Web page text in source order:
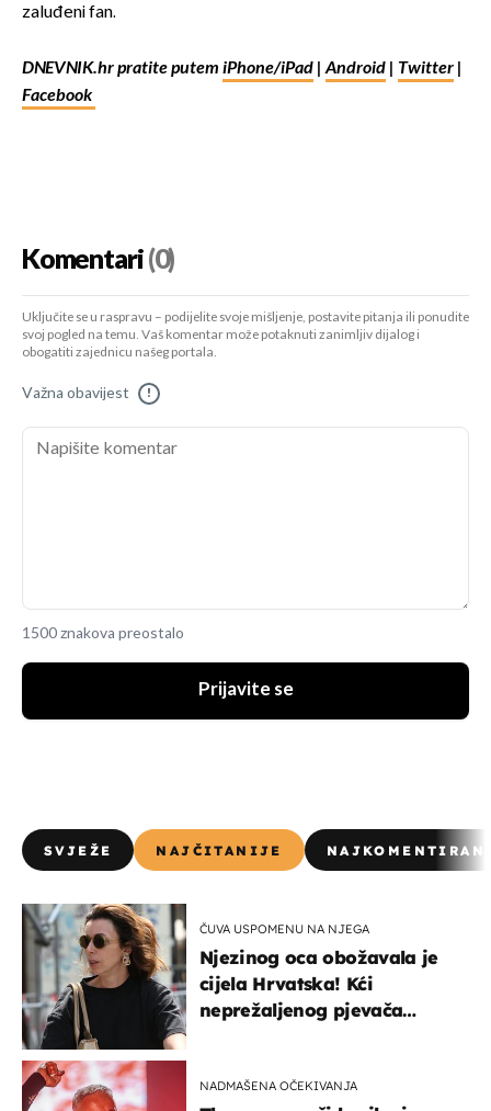
zaluđeni fan.
DNEVNIK.hr pratite putem iPhone/iPad |Android | Twitter |
Facebook
Komentari(0)
Uključite se u raspravu – podijelite svoje mišljenje, postavite pitanja ili ponudite
svoj pogled na temu. Vaš komentar može potaknuti zanimljiv dijalog i
obogatiti zajednicu našeg portala.
Važna obavijest !
1500 znakova preostalo
Prijavite se
SVJEŽE NAJČITANIJE
ČUVA USPOMENU NA NJEGA
Njezinog oca obožavala je
cijela Hrvatska! Kći
neprežaljenog pjevača
NADMAŠENA OČEKIVANJA